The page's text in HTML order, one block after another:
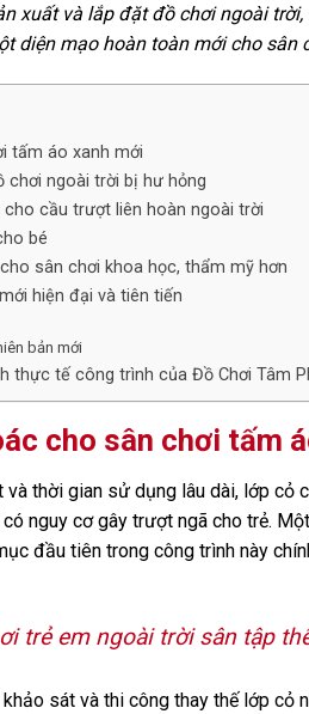
xuất và lắp đặt đồ chơi ngoài
diện mạo hoàn toàn mới cho sân
tấm áo xanh mới
chơi ngoài trời bị hư hỏng
cầu trượt liên hoàn ngoài trời
bé
sân chơi khoa học, thẩm mỹ hơn
hiện đại và tiên tiến
bản mới
thực tế công trình của Đồ Chơi Tâm
cho sân chơi tấm
thời gian sử dụng lâu dài, lớp cỏ
nguy cơ gây trượt ngã cho trẻ.
đầu tiên trong công trình này
trẻ em ngoài trời sân tập
sát và thi công thay thế lớp cỏ